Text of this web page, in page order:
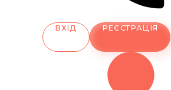
ВХІД РЕЄСТРАЦІЯ